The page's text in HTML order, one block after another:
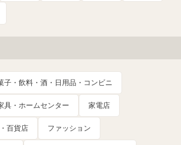
子・飲料・酒・日用品・コンビニ
具・ホームセンター 家電店
百貨店 ファッション